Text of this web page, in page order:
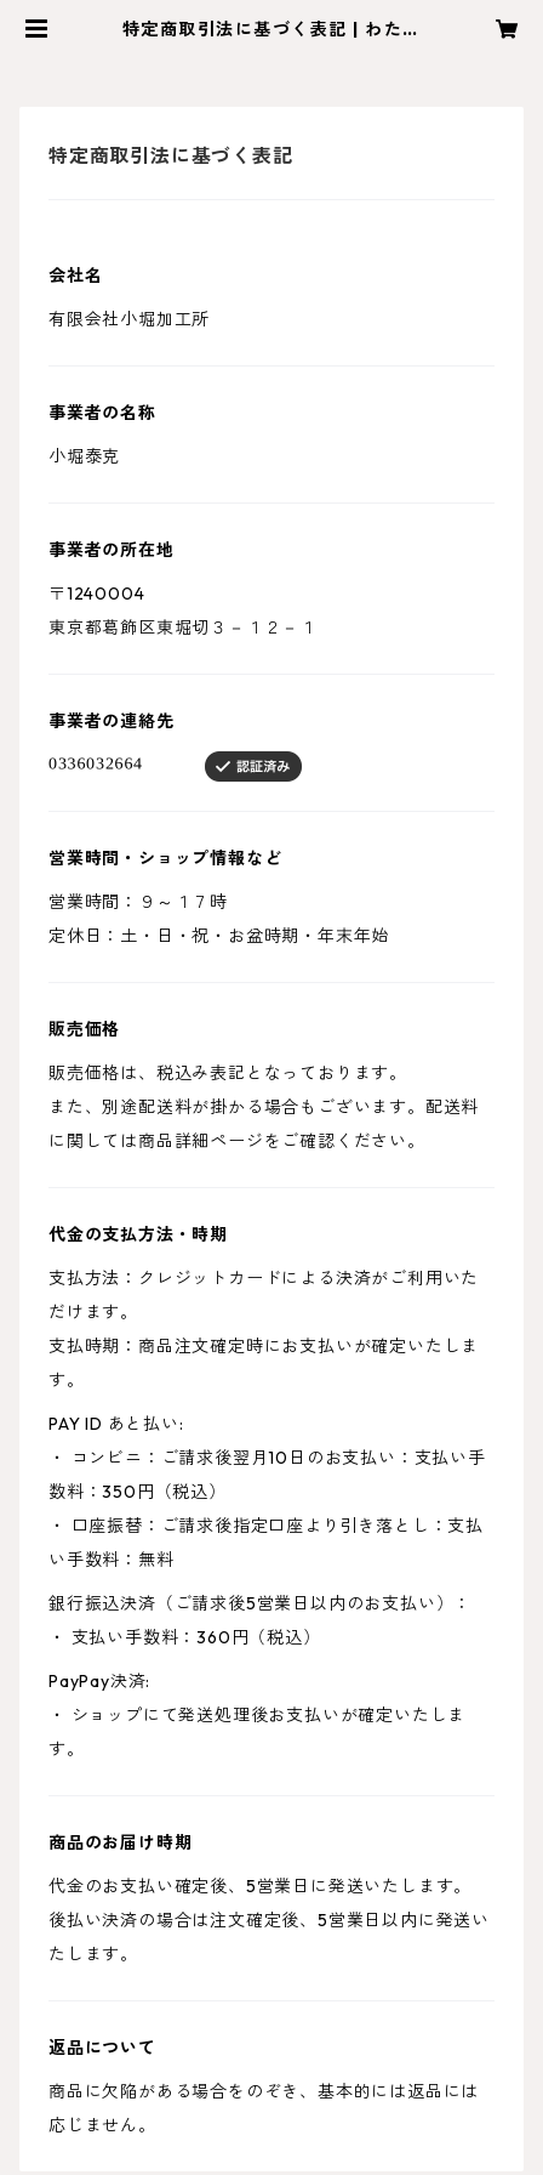
特定商取引法に基づく表記 | わたし
特定商取引法に基づく表記
会社名
有限会社小堀加工所
事業者の名称
小堀泰克
事業者の所在地
〒1240004
東京都葛飾区東堀切３－１２－１
事業者の連絡先
営業時間・ショップ情報など
営業時間：９～１７時
定休日：土・日・祝・お盆時期・年末年始
販売価格
販売価格は、税込み表記となっております。
また、別途配送料が掛かる場合もございます。配送料
に関しては商品詳細ページをご確認ください。
代金の支払方法・時期
支払方法：クレジットカードによる決済がご利用いた
だけます。
支払時期：商品注文確定時にお支払いが確定いたしま
す。
PAY ID あと払い:
・ コンビニ：ご請求後翌月10日のお支払い：支払い手
数料：350円（税込）
・ 口座振替：ご請求後指定口座より引き落とし：支払
い手数料：無料
銀行振込決済（ご請求後5営業日以内のお支払い）：
・ 支払い手数料：360円（税込）
PayPay決済:
・ ショップにて発送処理後お支払いが確定いたしま
す。
商品のお届け時期
代金のお支払い確定後、5営業日に発送いたします。
後払い決済の場合は注文確定後、5営業日以内に発送い
たします。
返品について
商品に欠陥がある場合をのぞき、基本的には返品には
応じません。